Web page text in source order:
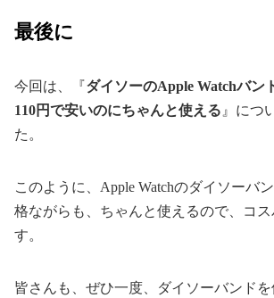
最後に
今回は、『ダイソーのApple Watchバン
110円で安いのにちゃんと使える 』につ
た。
このように、Apple Watchのダイソーバ
格ながらも、ちゃんと使えるので、コ
す。
皆さんも、ぜひ一度、ダイソーバンド